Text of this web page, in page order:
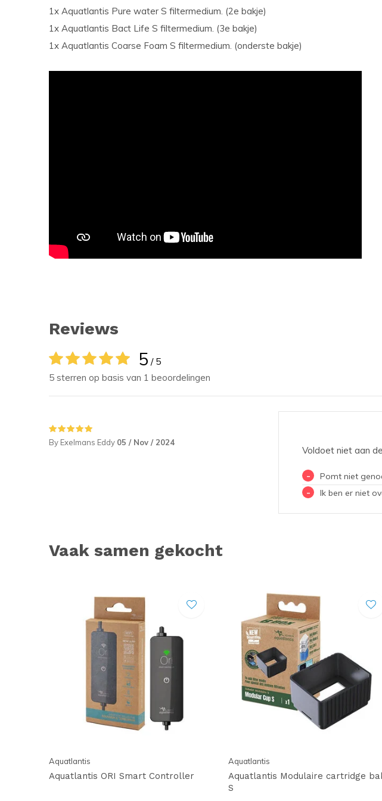
1x Aquatlantis Pure water S filtermedium. (2e bakje)
1x Aquatlantis Bact Life S filtermedium. (3e bakje)
1x Aquatlantis Coarse Foam S filtermedium. (onderste bakje)
Reviews
5 / 5
5 sterren op basis van 1 beoordelingen
By Exelmans Eddy 05 / Nov / 2024
Voldoet niet aan
- Pomt niet
- Ik ben er niet
Vaak samen gekocht
Aquatlantis
Aquatlantis ORI Smart Controller
Aquatlantis
Aquatlantis Modulaire cartridge
S